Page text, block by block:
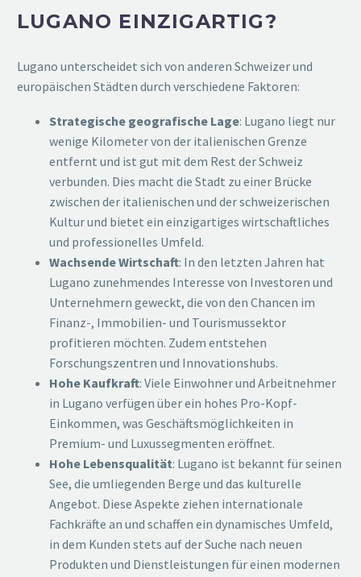
LUGANO EINZIGARTIG?
Lugano unterscheidet sich von anderen Schweizer und
europäischen Städten durch verschiedene Faktoren:
Strategische geografische Lage: Lugano liegt nur
wenige Kilometer von der italienischen Grenze
entfernt und ist gut mit dem Rest der Schweiz
verbunden. Dies macht die Stadt zu einer Brücke
zwischen der italienischen und der schweizerischen
Kultur und bietet ein einzigartiges wirtschaftliches
und professionelles Umfeld.
Wachsende Wirtschaft: In den letzten Jahren hat
Lugano zunehmendes Interesse von Investoren und
Unternehmern geweckt, die von den Chancen im
Finanz-, Immobilien- und Tourismussektor
profitieren möchten. Zudem entstehen
Forschungszentren und Innovationshubs.
Hohe Kaufkraft: Viele Einwohner und Arbeitnehmer
in Lugano verfügen über ein hohes Pro-Kopf-
Einkommen, was Geschäftsmöglichkeiten in
Premium- und Luxussegmenten eröffnet.
Hohe Lebensqualität: Lugano ist bekannt für seinen
See, die umliegenden Berge und das kulturelle
Angebot. Diese Aspekte ziehen internationale
Fachkräfte an und schaffen ein dynamisches Umfeld,
in dem Kunden stets auf der Suche nach neuen
Produkten und Dienstleistungen für einen modernen